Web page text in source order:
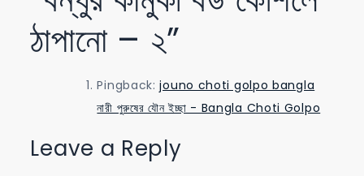
ঠাপানো – ২”
Pingback:jouno choti golpo bangla
নারী পুরুষের যৌন ইচ্ছা - Bangla Choti Golpo
Leave a Reply